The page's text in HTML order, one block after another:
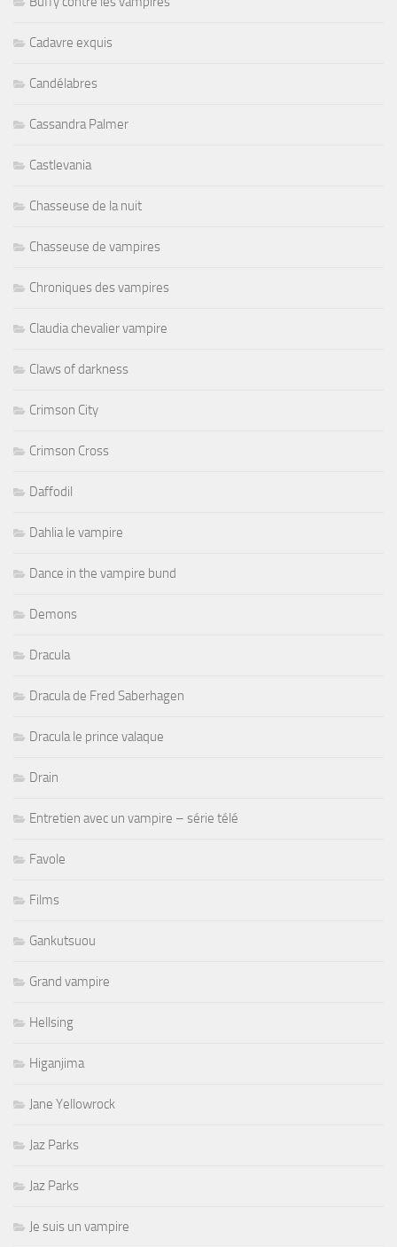
Cadavre exquis
Candélabres
Cassandra Palmer
Castlevania
Chasseuse de la nuit
Chasseuse de vampires
Chroniques des vampires
Claudia chevalier vampire
Claws of darkness
Crimson City
Crimson Cross
Daffodil
Dahlia le vampire
Dance in the vampire bund
Demons
Dracula
Dracula de Fred Saberhagen
Dracula le prince valaque
Drain
Entretien avec un vampire – série télé
Favole
Films
Gankutsuou
Grand vampire
Hellsing
Higanjima
Jane Yellowrock
Jaz Parks
Jaz Parks
Je suis un vampire